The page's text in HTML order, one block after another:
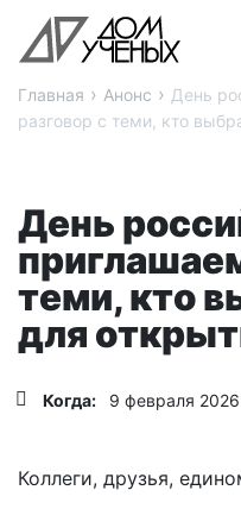
Главная › Анонс › День
разговор с теми, кто
День
теми, кто
для
Когда: 9 февраля
Коллеги, друзья,